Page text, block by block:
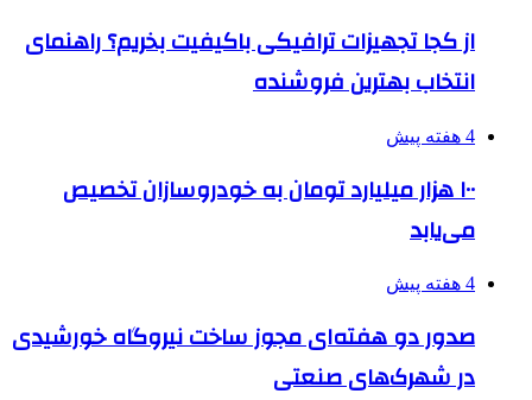
از کجا تجهیزات ترافیکی باکیفیت بخریم؟ راهنمای
انتخاب بهترین فروشنده
4 هفته پیش
۱۰۰ هزار میلیارد تومان به خودروسازان تخصیص
می‌یابد
4 هفته پیش
صدور دو هفته‌ای مجوز ساخت نیروگاه خورشیدی
در شهرک‌های صنعتی